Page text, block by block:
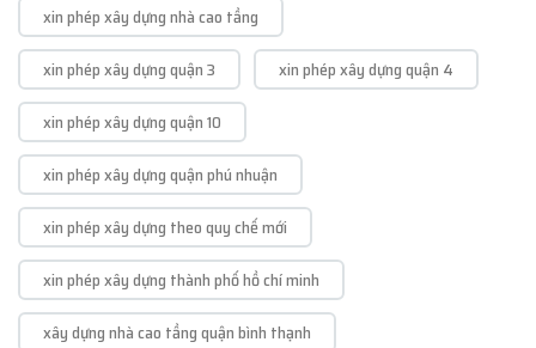
xin phép xây dựng nhà cao tầng
xin phép xây dựng quận 3
xin phép xây dựng quận 4
xin phép xây dựng quận 10
xin phép xây dựng quận phú nhuận
xin phép xây dựng theo quy chế mới
xin phép xây dựng thành phố hồ chí minh
xây dựng nhà cao tầng quận bình thạnh